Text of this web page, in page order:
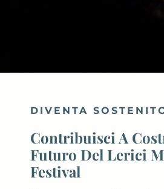
DIVENTA
Contribuisci A
Futuro Del Lerici
Festival